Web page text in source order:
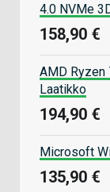
4.0 NVMe
158,90 €
AMD Ryzen
Laatikko
194,90 €
Microsoft
135,90 €